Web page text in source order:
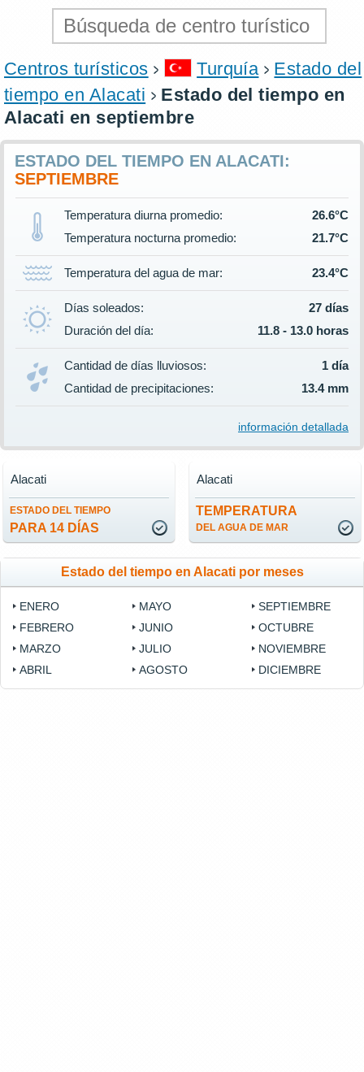
Centros turísticos Turquía
Estado del
tiempo en Alacati
Estado del tiempo en
Alacati en septiembre
ESTADO DEL TIEMPO EN ALACATI:
SEPTIEMBRE
Temperatura diurna promedio:
26.6°C
Temperatura nocturna promedio:
21.7°C
Temperatura del agua de mar: 23.4°C
Días soleados:
27 días
Duración del día:
11.8 - 13.0 horas
Cantidad de días lluviosos:
1 día
Cantidad de precipitaciones:
13.4 mm
información detallada
ESTADO DEL TIEMPO
PARA 14 DÍAS
Alacati
TEMPERATURA
DEL AGUA DE MAR
Alacati
Estado del tiempo en Alacati por meses
ENERO
FEBRERO
MARZO
ABRIL
MAYO
JUNIO
JULIO
AGOSTO
SEPTIEMBRE
OCTUBRE
NOVIEMBRE
DICIEMBRE